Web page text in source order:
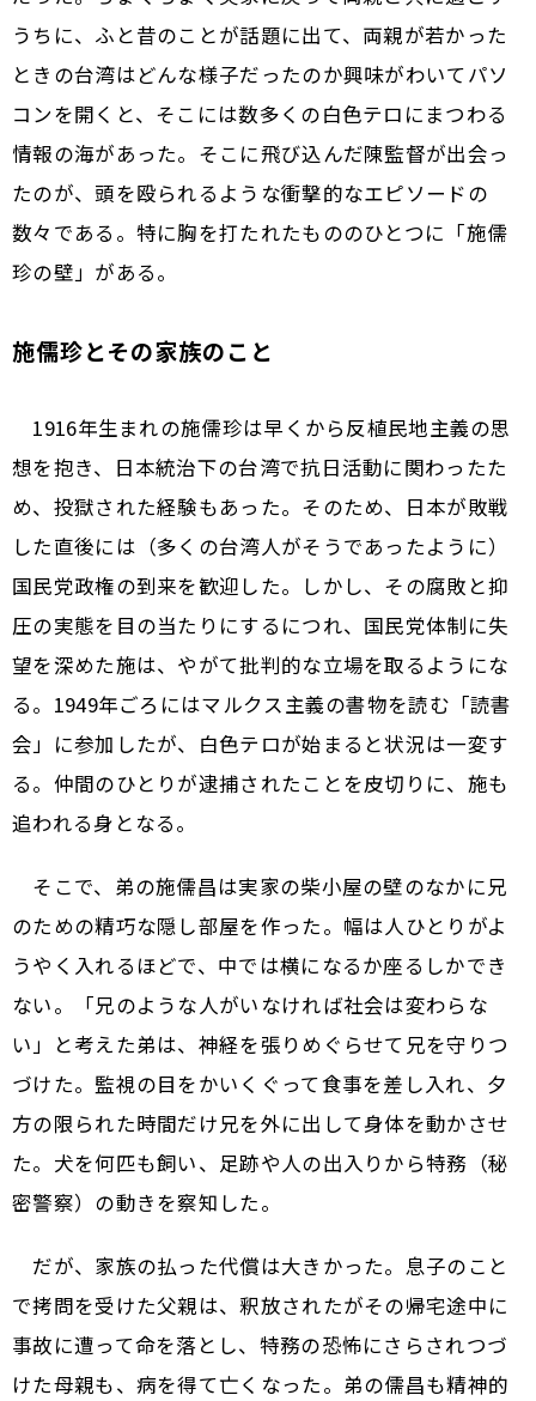
うちに、ふと昔のことが話題に出て、両親が若かった
ときの台湾はどんな様子だったのか興味がわいてパソ
コンを開くと、そこには数多くの白色テロにまつわる
情報の海があった。そこに飛び込んだ陳監督が出会っ
たのが、頭を殴られるような衝撃的なエピソードの
数々である。特に胸を打たれたもののひとつに「施儒
珍の壁」がある。
施儒珍とその家族のこと
1916年生まれの施儒珍は早くから反植民地主義の思
想を抱き、日本統治下の台湾で抗日活動に関わったた
め、投獄された経験もあった。そのため、日本が敗戦
した直後には（多くの台湾人がそうであったように）
国民党政権の到来を歓迎した。しかし、その腐敗と抑
圧の実態を目の当たりにするにつれ、国民党体制に失
望を深めた施は、やがて批判的な立場を取るようにな
る。1949年ごろにはマルクス主義の書物を読む「読書
会」に参加したが、白色テロが始まると状況は一変す
る。仲間のひとりが逮捕されたことを皮切りに、施も
追われる身となる。
そこで、弟の施儒昌は実家の柴小屋の壁のなかに兄
のための精巧な隠し部屋を作った。幅は人ひとりがよ
うやく入れるほどで、中では横になるか座るしかでき
ない。「兄のような人がいなければ社会は変わらな
い」と考えた弟は、神経を張りめぐらせて兄を守りつ
づけた。監視の目をかいくぐって食事を差し入れ、夕
方の限られた時間だけ兄を外に出して身体を動かさせ
た。犬を何匹も飼い、足跡や人の出入りから特務（秘
密警察）の動きを察知した。
だが、家族の払った代償は大きかった。息子のこと
で拷問を受けた父親は、釈放されたがその帰宅途中に
事故に遭って命を落とし、特務の恐怖にさらされつづ
けた母親も、病を得て亡くなった。弟の儒昌も精神的